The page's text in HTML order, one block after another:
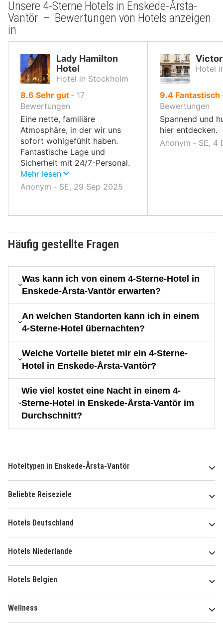
Unsere 4-Sterne Hotels in Enskede-Årsta-
Vantör – Bewertungen von Hotels anzeigen
in
Lady Hamilton
Hotel
Hotel in Stockholm
8.6 von
10,
Sehr gut ‐ 17
Bewertungen
Eine nette, familiäre
Atmosphäre, in der wir uns
sofort wohlgefühlt haben.
Fantastische Lage und
Sicherheit mit 24/7-Personal.
Wir kommen gerne wieder!
Mehr lesen
Anonym ‐ SE, 29 Sep 2025
Hotel
9.4von
10,
Fantastisch
Bewertungen
Spannend und
hier entdecken.
Anonym ‐ SE, 4
Häufig gestellte Fragen
Was kann ich von einem 4-Sterne-Hotel in
Enskede-Årsta-Vantör erwarten?
An welchen Standorten kann ich in einem
4-Sterne-Hotel übernachten?
Welche Vorteile bietet mir ein 4-Sterne-
Hotel in Enskede-Årsta-Vantör?
Wie viel kostet eine Nacht in einem 4-
Sterne-Hotel in Enskede-Årsta-Vantör im
Durchschnitt?
Hoteltypen in Enskede-Årsta-Vantör
Beliebte Reiseziele
Hotels Deutschland
Hotels Niederlande
Hotels Belgien
Wellness